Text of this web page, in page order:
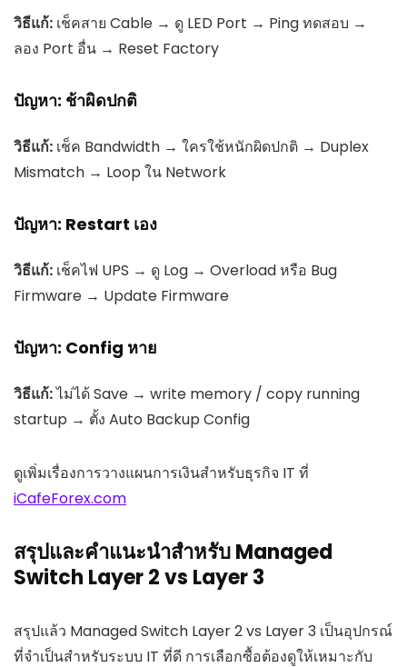
วิธีแก้: เช็คสาย Cable → ดู LED Port → Ping ทดสอบ →
ลอง Port อื่น → Reset Factory
ปัญหา: ช้าผิดปกติ
วิธีแก้: เช็ค Bandwidth → ใครใช้หนักผิดปกติ → Duplex
Mismatch → Loop ใน Network
ปัญหา: Restart เอง
วิธีแก้: เช็คไฟ UPS → ดู Log → Overload หรือ Bug
Firmware → Update Firmware
ปัญหา: Config หาย
วิธีแก้:ไม่ได้ Save → write memory / copy running
startup → ตั้ง Auto Backup Config
ดูเพิ่มเรื่องการวางแผนการเงินสำหรับธุรกิจ IT ที่
iCafeForex.com
สรุปและคำแนะนำสำหรับ Managed
Switch Layer 2 vs Layer 3
สรุปแล้ว Managed Switch Layer 2 vs Layer 3 เป็นอุปกรณ์
ที่จำเป็นสำหรับระบบ IT ที่ดี การเลือกซื้อต้องดูให้เหมาะกับ